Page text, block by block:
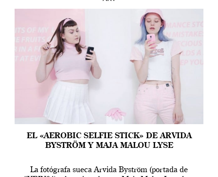
EL «AEROBIC SELFIE STICK» DE ARVIDA
BYSTRÖM Y MAJA MALOU LYSE
La fotógrafa sueca Arvida Byström (portada de